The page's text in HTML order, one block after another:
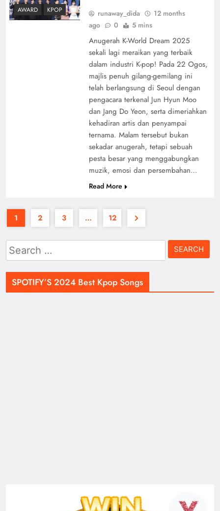
AWARD KPOP runaway_dida
12 months
ago
0 5 mins
Anugerah K-World Dream 2025
sekali lagi meraikan yang terbaik
dalam industri K-pop! Pada 22 Ogos,
majlis penuh gilang-gemilang ini
telah berlangsung di Seoul dengan
pengacara terkenal Jun Hyun Moo
dan Jang Do Yeon, serta dimeriahkan
kehadiran artis dan penyampai
ternama. Malam tersebut bukan
sekadar anugerah, tetapi sebuah
pesta besar yang menggabungkan
muzik, emosi dan persembahan…
Read More
1 2 3 … 12
Search
for:
SPOTIFY’S 2024 Best Kpop Songs